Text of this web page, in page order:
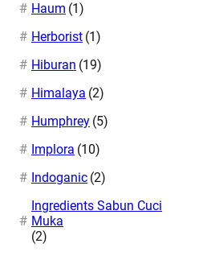
Haum (1)
Herborist (1)
Hiburan (19)
Himalaya (2)
Humphrey (5)
Implora (10)
Indoganic (2)
Ingredients Sabun Cuci
Muka
(2)